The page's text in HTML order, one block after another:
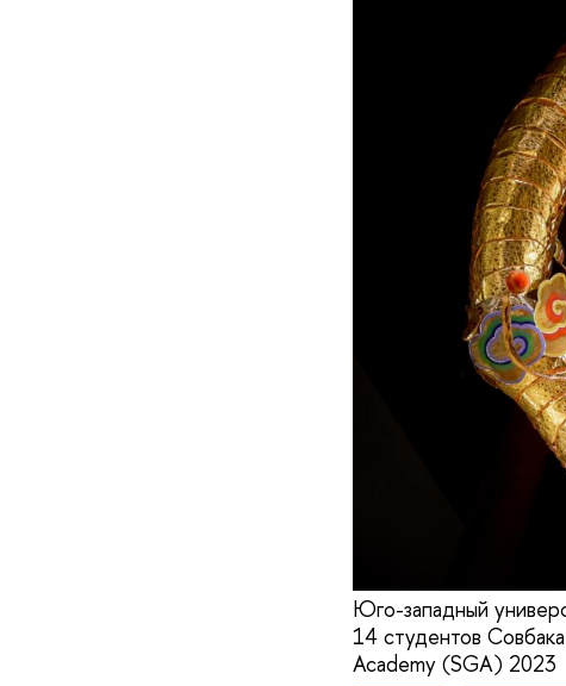
Юго-западный
14 студентов
Academy (SGA) 2023